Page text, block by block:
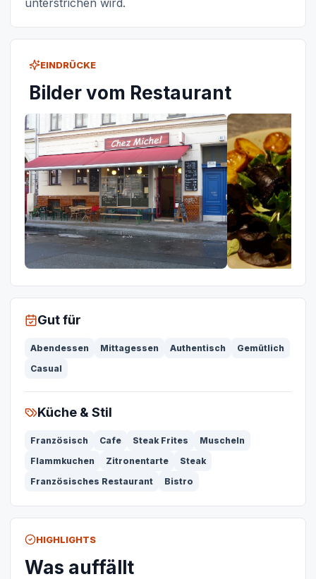
unterstrichen wird.
EINDRÜCKE
Bilder vom Restaurant
Gut für
Abendessen Mittagessen Authentisch
Gemütlich
Casual
Küche & Stil
Französisch Cafe Steak Frites
Muscheln
Flammkuchen
Zitronentarte
Steak
Französisches Restaurant
Bistro
HIGHLIGHTS
Was auffällt